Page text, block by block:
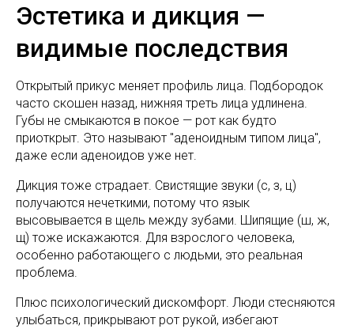
Эстетика и дикция —
видимые последствия
Открытый прикус меняет профиль лица. Подбородок
часто скошен назад, нижняя треть лица удлинена.
Губы не смыкаются в покое — рот как будто
приоткрыт. Это называют "аденоидным типом лица",
даже если аденоидов уже нет.
Дикция тоже страдает. Свистящие звуки (с, з, ц)
получаются нечеткими, потому что язык
высовывается в щель между зубами. Шипящие (ш, ж,
щ) тоже искажаются. Для взрослого человека,
особенно работающего с людьми, это реальная
проблема.
Плюс психологический дискомфорт. Люди стесняются
улыбаться, прикрывают рот рукой, избегают